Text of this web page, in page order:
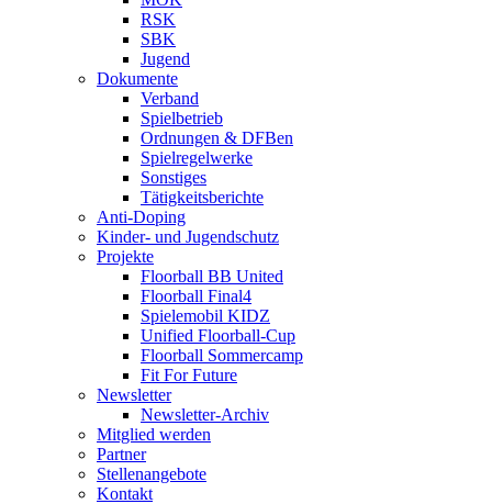
RSK
SBK
Jugend
Dokumente
Verband
Spielbetrieb
Ordnungen & DFBen
Spielregelwerke
Sonstiges
Tätigkeitsberichte
Anti-Doping
Kinder- und Jugendschutz
Projekte
Floorball BB United
Floorball Final4
Spielemobil KIDZ
Unified Floorball-Cup
Floorball Sommercamp
Fit For Future
Newsletter
Newsletter-Archiv
Mitglied werden
Partner
Stellenangebote
Kontakt